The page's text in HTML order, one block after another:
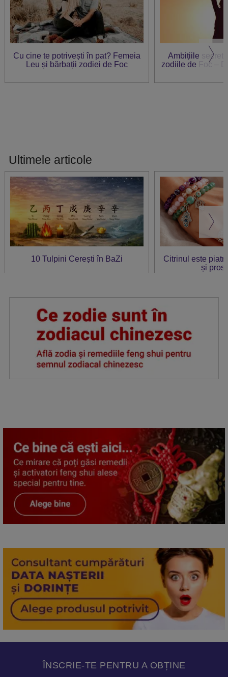
Cu cine te potrivești în pat? Femeia
Leu și bărbații zodiei de Foc
Ambițiile
zodiile de Foc –
Ultimele articole
10 Tulpini Cerești în BaZi
Citrinul este
și
ÎNSCRIE-TE PENTRU A OBȚINE